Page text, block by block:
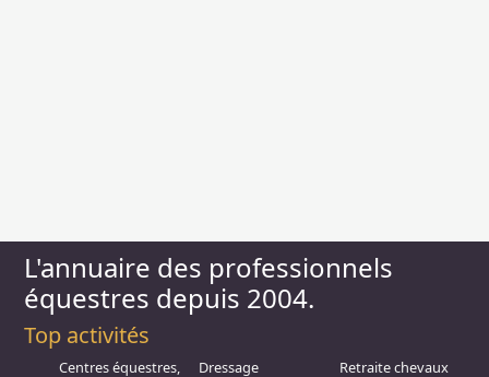
L'annuaire des professionnels
équestres depuis 2004.
Top activités
Centres équestres,
Dressage
Retraite chevaux